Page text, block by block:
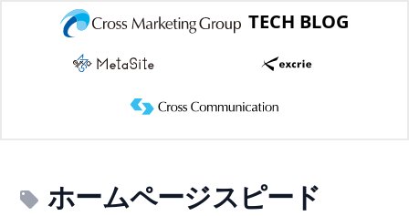
TECH BLOG
ホームページスピード